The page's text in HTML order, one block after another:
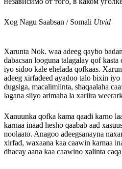
Xog Nagu Saabsan / Somali Utvid
Xarunta Nok. waa adeeg qaybo
dabacsan looguna talagalay qof
iyo sidoo kale ehelada qofkaas.
adeeg xirfadeed ayadoo talo bixin
dugsiga, macalimiinta, shaqaalaha
lagana siiyo arimaha la xariira
Xanuunka qofka kama qaadi karno
karnaa inaad hesho qaabab aad
noolaato. Anagoo adeegsanayna
xirfad, waxaana kaa caawin karnaa
dhacay aana kaa caawino xalinta